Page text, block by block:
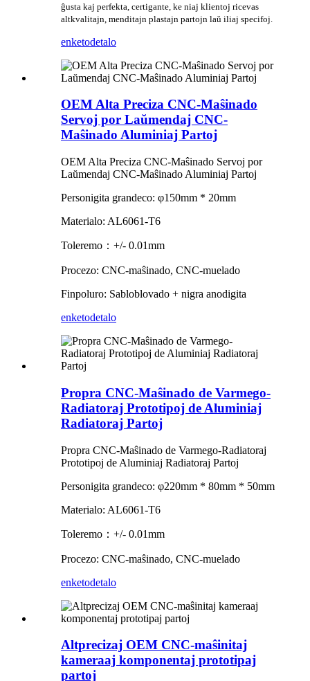
ĝusta kaj perfekta, certigante, ke niaj klientoj ricevas
altkvalitajn, menditajn plastajn partojn laŭ iliaj specifoj.
enketodetalo
OEM Alta Preciza CNC-Maŝinado
Servoj por Laŭmendaj CNC-
Maŝinado Aluminiaj Partoj
OEM Alta Preciza CNC-Maŝinado Servoj por
Laŭmendaj CNC-Maŝinado Aluminiaj Partoj
Personigita grandeco: φ150mm * 20mm
Materialo: AL6061-T6
Toleremo：+/- 0.01mm
Procezo: CNC-maŝinado, CNC-muelado
Finpoluro: Sabloblovado + nigra anodigita
enketodetalo
Propra CNC-Maŝinado de Varmego-
Radiatoraj Prototipoj de Aluminiaj
Radiatoraj Partoj
Propra CNC-Maŝinado de Varmego-Radiatoraj
Prototipoj de Aluminiaj Radiatoraj Partoj
Personigita grandeco: φ220mm * 80mm * 50mm
Materialo: AL6061-T6
Toleremo：+/- 0.01mm
Procezo: CNC-maŝinado, CNC-muelado
enketodetalo
Altprecizaj OEM CNC-maŝinitaj
kameraaj komponentaj prototipaj
partoj